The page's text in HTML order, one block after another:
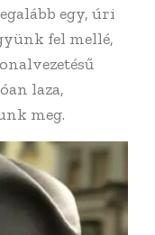
egy, úri
fel mellé,
laza,
meg.